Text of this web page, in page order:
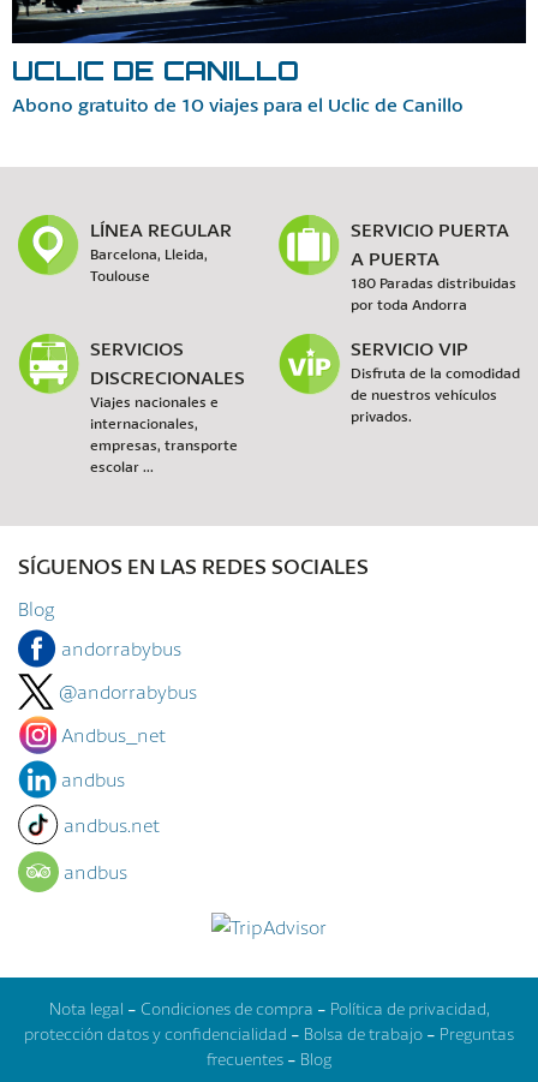
UCLIC DE CANILLO
Abono gratuito de 10 viajes para el Uclic de Canillo
LÍNEA REGULAR
Barcelona, Lleida,
Toulouse
SERVICIO PUERTA
A PUERTA
180 Paradas distribuidas
por toda Andorra
SERVICIOS
DISCRECIONALES
Viajes nacionales e
internacionales,
empresas, transporte
escolar ...
SERVICIO VIP
Disfruta de la comodidad
de nuestros vehículos
privados.
SÍGUENOS EN LAS REDES SOCIALES
Blog
andorrabybus
@andorrabybus
Andbus_net
andbus
andbus.net
andbus
Nota legal - Condiciones de compra - Política de privacidad,
protección datos y confidencialidad - Bolsa de trabajo - Preguntas
frecuentes - Blog